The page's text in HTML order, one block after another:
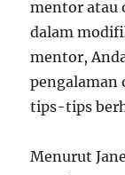
mentor atau
dalam
mentor,
pengalaman
tips-tips
Menurut